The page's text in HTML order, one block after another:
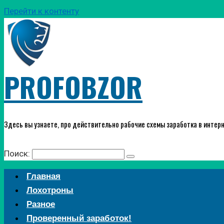
Перейти к контенту
PROFOBZOR
Здесь вы узнаете, про действительно рабочие схемы заработка в
Поиск:
Главная
Лохотроны
Разное
Проверенный заработок!